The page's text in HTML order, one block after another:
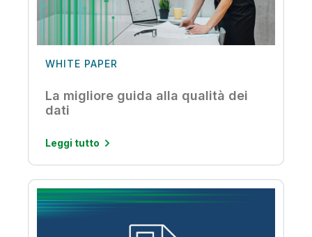
WHITE PAPER
La migliore guida alla qualità dei
dati
Leggi tutto